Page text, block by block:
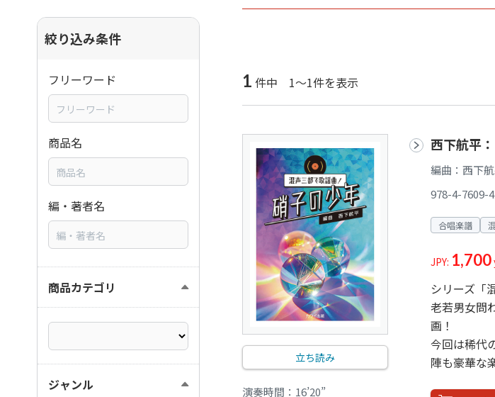
1 件中 1～1件を表示
立ち読み
演奏時間：16’20”
西下航平
編曲：西下
978-4-7609-
合唱楽譜
JPY: 1,700
シリーズ「
老若男女問
画！
今回は稀代
陣も豪華な
絞り込み条件
フリーワード
商品名
編・著者名
商品カテゴリ
ジャンル